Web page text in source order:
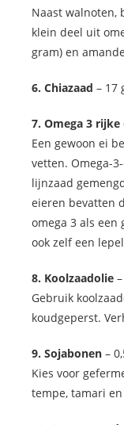
Naast walnoten,
klein deel uit
gram) en
6. Chiazaad – 17
7. Omega 3 rijke
Een gewoon ei
vetten. Omega-3-
lijnzaad
eieren bevatten
omega 3 als
ook zelf een
8. Koolzaadolie
Gebruik
koudgeperst.
9. Sojabonen –
Kies voor
tempe, tamari en